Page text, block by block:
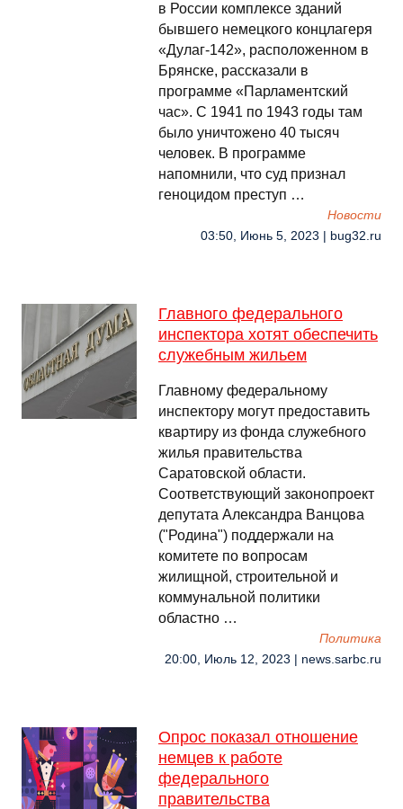
в России комплексе зданий
бывшего немецкого концлагеря
«Дулаг-142», расположенном в
Брянске, рассказали в
программе «Парламентский
час». С 1941 по 1943 годы там
было уничтожено 40 тысяч
человек. В программе
напомнили, что суд признал
геноцидом преступ …
Новости
03:50, Июнь 5, 2023 | bug32.ru
Главного федерального
инспектора хотят обеспечить
служебным жильем
Главному федеральному
инспектору могут предоставить
квартиру из фонда служебного
жилья правительства
Саратовской области.
Соответствующий законопроект
депутата Александра Ванцова
("Родина") поддержали на
комитете по вопросам
жилищной, строительной и
коммунальной политики
областно …
Политика
20:00, Июль 12, 2023 | news.sarbc.ru
Опрос показал отношение
немцев к работе
федерального
правительства